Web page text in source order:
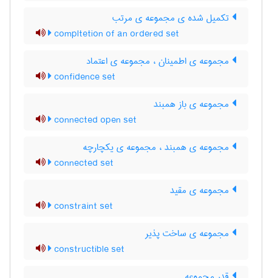
تکمیل شده ی مجموعه ی مرتب
compltetion of an ordered set
مجموعه ی اطمینان ، مجموعه ی اعتماد
confidence set
مجموعه ی باز همبند
connected open set
مجموعه ی همبند ، مجموعه ی یکچارچه
connected set
مجموعه ی مقید
constraint set
مجموعه ی ساخت پذیر
constructible set